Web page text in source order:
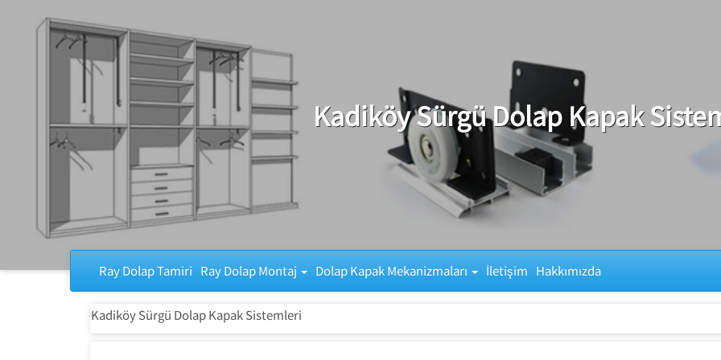
Kadiköy Sürgü Dolap Kapak
Ray Dolap Tamiri Ray Dolap Montaj Dolap Kapak Mekanizmaları İletişim Hakkımızda
Kadiköy Sürgü Dolap Kapak Sistemleri